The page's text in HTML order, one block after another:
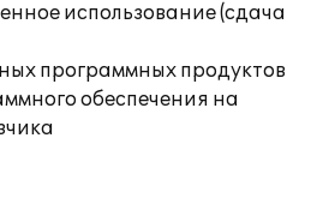
использование (сдача
программных продуктов
обеспечения на